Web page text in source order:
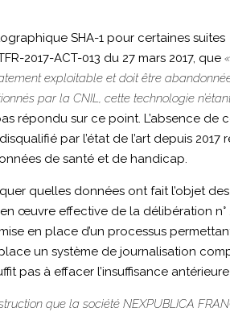
SHA-1 pour certaines suites
2017-ACT-013 du 27 mars 2017, que
exploitable et doit être
par la CNIL, cette technologie
répondu sur ce point. L’absence de
par l’état de l’art depuis 2017
de santé et de handicap.
quelles données ont fait l’objet
œuvre effective de la délibération n°
en place d’un processus
un système de journalisation
pas à effacer l’insuffisance
que la société NEXPUBLICA